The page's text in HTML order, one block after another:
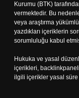
Kurumu (BTK)
vermektedir. Bu
veya araştırma
yazdıkları içeriklerin
sorumluluğu kabul
Hukuka ve yasal
içerikleri,
ilgili içerikler yasal süre